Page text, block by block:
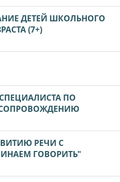
ДЕТЕЙ ШКОЛЬНОГО
(7+)
ПО
РЕЧИ С
ГОВОРИТЬ"